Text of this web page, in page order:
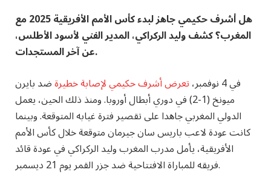
هل أشرف حكيمي جاهز لبدء كأس الأمم الأفريقية 2025 مع
المغرب؟ كشف وليد الركراكي، المدير الفني لأسود الأطلس،
عن آخر المستجدات.
في 4 نوفمبر،
تعرض أشرف حكيمي لإصابة خطيرةضد بايرن
ميونخ (1-2) في دوري أبطال أوروبا. ومنذ ذلك الحين، يعمل
الدولي المغربي جاهدا على تقصير فترة غيابه المتوقعة. وبينما
كانت عودة لاعب باريس سان جيرمان متوقعة خلال كأس الأمم
الأفريقية، يأمل مدرب المغرب وليد الركراكي في عودة قائد
فريقه للمباراة الافتتاحية ضد جزر القمر يوم 21 ديسمبر.